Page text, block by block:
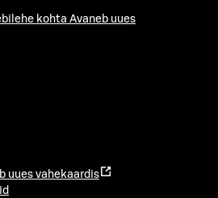
kohta Avaneb uues
uues vahekaardis